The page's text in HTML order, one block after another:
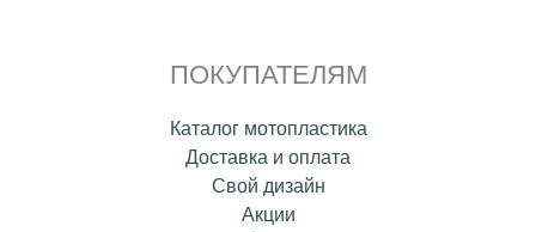
ПОКУПАТЕЛЯМ
Каталог мотопластика
Доставка и оплата
Свой дизайн
Акции